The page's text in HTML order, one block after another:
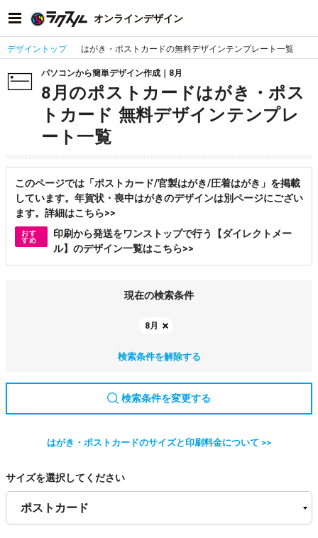
オンラインデザイン
デザイントップ はがき・ポストカードの無料デザインテンプレート一覧
パソコンから簡単デザイン作成｜8月
8月のポストカードはがき・ポス
トカード 無料デザインテンプレ
ート一覧
このページでは「ポストカード/官製はがき/圧着はがき」を掲載
しています。年賀状・喪中はがきのデザインは別ページにござい
ます。詳細はこちら>>
おす
すめ
印刷から発送をワンストップで行う【ダイレクトメー
ル】のデザイン一覧はこちら>>
現在の検索条件
8月
検索条件を解除する
検索条件を変更する
はがき・ポストカードのサイズと印刷料金について >>
サイズを選択してください